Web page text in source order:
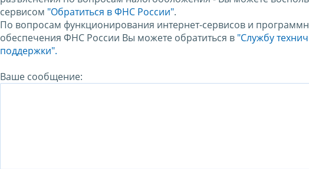
сервисом "Обратиться в ФНС России".
По вопросам функционирования интернет-сервисов и
обеспечения ФНС России Вы можете обратиться в "Службу
поддержки".
Ваше сообщение: